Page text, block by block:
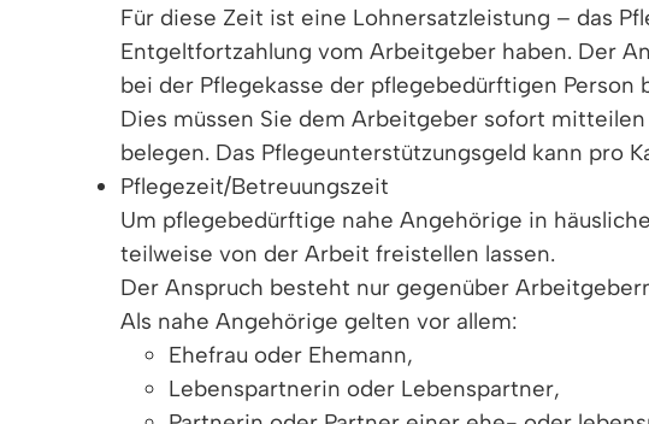
Für diese Zeit ist eine Lohnersatzleistung – das
Entgeltfortzahlung vom Arbeitgeber haben. Der
bei der Pflegekasse der pflegebedürftigen Person
Dies müssen Sie dem Arbeitgeber sofort
belegen. Das Pflegeunterstützungsgeld kann pro
Pflegezeit/Betreuungszeit
Um pflegebedürftige nahe Angehörige in
teilweise von der Arbeit freistellen lassen.
Der Anspruch besteht nur gegenüber
Als nahe Angehörige gelten vor allem:
Ehefrau oder Ehemann,
Lebenspartnerin oder Lebenspartner,